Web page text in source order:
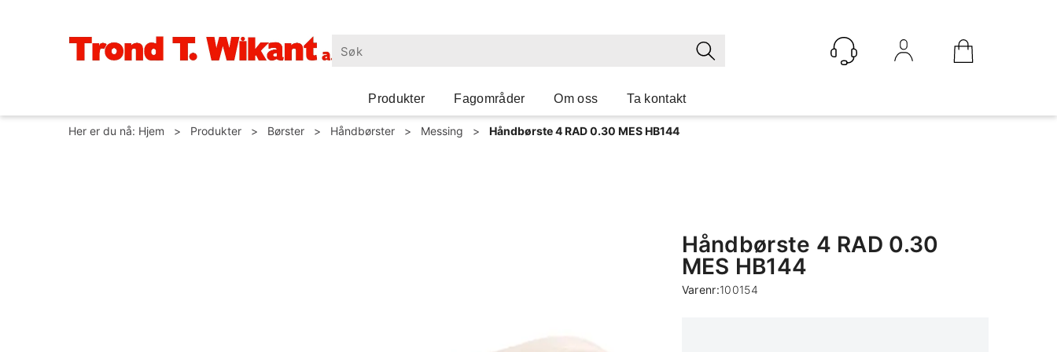
Produkter Fagområder Om oss Ta kontakt
Her er du nå: Hjem > Produkter > Børster > Håndbørster > Messing > Håndbørste 4 RAD 0.30 MES HB144
Håndbørste 4 RAD 0.30
MES HB144
Varenr:100154